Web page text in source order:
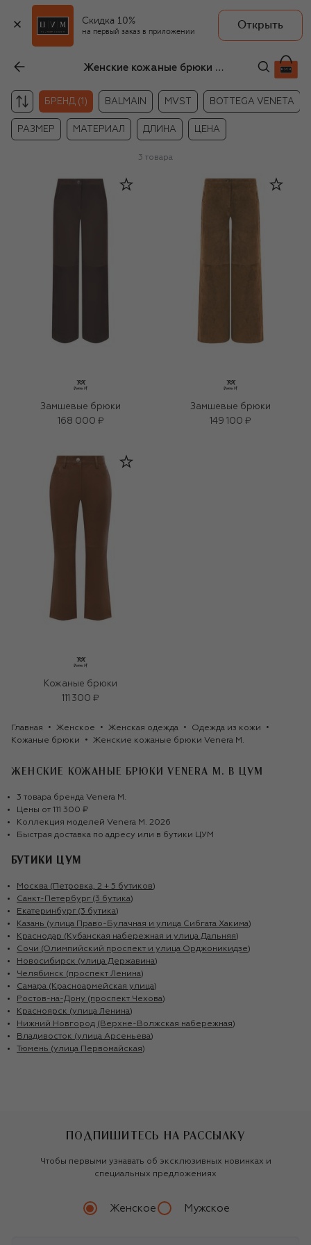
Скидка 10%
на первый заказ в приложении
Открыть
Женские кожаные брюки Venera M.
БРЕНД (1) BALMAIN MVST BOTTEGA VENETA
РАЗМЕР МАТЕРИАЛ ДЛИНА ЦЕНА
3 товара
Замшевые брюки
168 000 ₽
Замшевые брюки
149 100 ₽
Кожаные брюки
111 300 ₽
Главная Женское Женская одежда
Одежда из кожи
Кожаные брюки
Женские кожаные брюки Venera M.
ЖЕНСКИЕ КОЖАНЫЕ БРЮКИ VENERA M. В ЦУМ
3 товара бренда Venera M.
Цены от 111 300 ₽
Коллекция моделей Venera M. 2026
Быстрая доставка по адресу или в бутики ЦУМ
БУТИКИ ЦУМ
Москва (Петровка, 2 + 5 бутиков)
Санкт-Петербург (3 бутика)
Екатеринбург (3 бутика)
Казань (улица Право-Булачная и улица Сибгата Хакима)
Краснодар (Кубанская набережная и улица Дальняя)
Сочи (Олимпийский проспект и улица Орджоникидзе)
Новосибирск (улица Державина)
Челябинск (проспект Ленина)
Самара (Красноармейская улица)
Ростов-на-Дону (проспект Чехова)
Красноярск (улица Ленина)
Нижний Новгород (Верхне-Волжская набережная)
Владивосток (улица Арсеньева)
Тюмень (улица Первомайская)
ПОДПИШИТЕСЬ НА РАССЫЛКУ
Чтобы первыми узнавать об эксклюзивных новинках и
специальных предложениях
Женское Мужское